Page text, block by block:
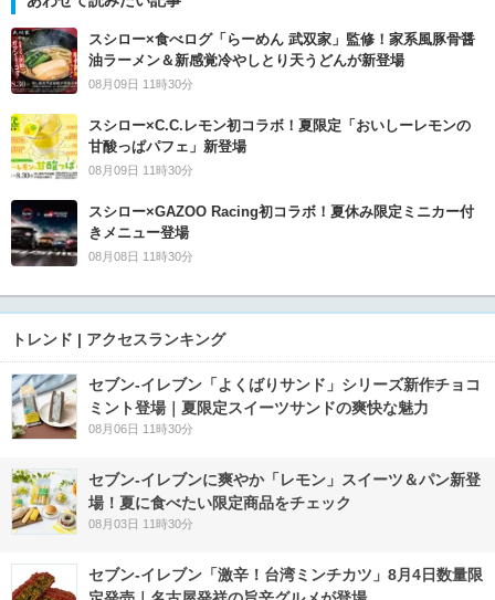
スシロー×食べログ「らーめん 武双家」監修！家系風豚骨醤
油ラーメン＆新感覚冷やしとり天うどんが新登場
08月09日 11時30分
スシロー×C.C.レモン初コラボ！夏限定「おいしーレモンの
甘酸っぱパフェ」新登場
08月09日 11時30分
スシロー×GAZOO Racing初コラボ！夏休み限定ミニカー付
きメニュー登場
08月08日 11時30分
トレンド | アクセスランキング
セブン‐イレブン「よくばりサンド」シリーズ新作チョコ
ミント登場｜夏限定スイーツサンドの爽快な魅力
08月06日 11時30分
セブン‐イレブンに爽やか「レモン」スイーツ＆パン新登
場！夏に食べたい限定商品をチェック
08月03日 11時30分
セブン-イレブン「激辛！台湾ミンチカツ」8月4日数量限